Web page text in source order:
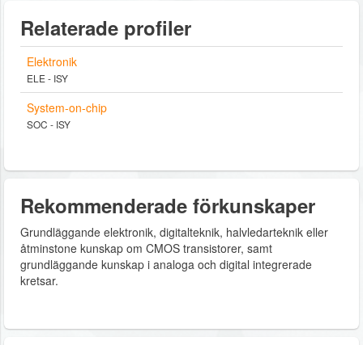
Relaterade profiler
Elektronik
ELE - ISY
System-on-chip
SOC - ISY
Rekommenderade förkunskaper
Grundläggande elektronik, digitalteknik, halvledarteknik eller
åtminstone kunskap om CMOS transistorer, samt
grundläggande kunskap i analoga och digital integrerade
kretsar.